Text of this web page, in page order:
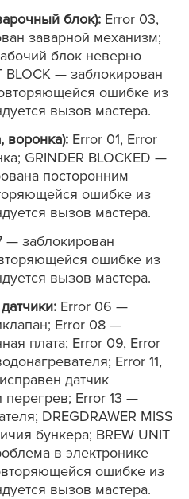
блок): Error 03,
заварной механизм;
блок неверно
BLOCK — заблокирован
ошибке из
вызов мастера.
воронка): Error 01, Error
GRINDER BLOCKED —
посторонним
ошибке из
вызов мастера.
— заблокирован
ошибке из
вызов мастера.
Error 06 —
Error 08 —
плата; Error 09, Error
Error 11,
датчик
перегрев; Error 13 —
DREGDRAWER MISS
бункера; BREW UNIT
в электронике
ошибке из
вызов мастера.